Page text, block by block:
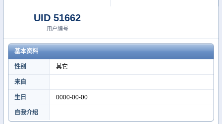
UID 51662
用户编号
基本资料
性别 其它
来自
生日 0000-00-00
自我介绍